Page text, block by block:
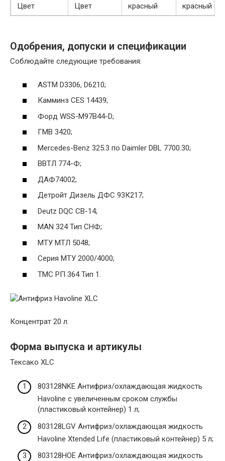
Цвет Цвет красный красный
Одобрения, допуски и спецификации
Соблюдайте следующие требования:
ASTM D3306, D6210;
Камминз CES 14439;
Форд WSS-M97B44-D;
ГМВ 3420;
Mercedes-Benz 325.3 по Daimler DBL 7700.30;
ВВТЛ 774-Ф;
ДАФ74002;
Детройт Дизель ДФС 93К217;
Deutz DQC CB-14;
MAN 324 Тип СНФ;
МТУ МТЛ 5048;
Серия МТУ 2000/4000;
ТМС РП 364 Тип 1.
Концентрат 20 л.
Форма выпуска и артикулы
Тексако XLC
803128NKE Антифриз/охлаждающая жидкость
Havoline с увеличенным сроком службы
(пластиковый контейнер) 1 л;
803128LGV Антифриз/охлаждающая жидкость
Havoline Xtended Life (пластиковый контейнер) 5 л;
803128HOE Антифриз/охлаждающая жидкость